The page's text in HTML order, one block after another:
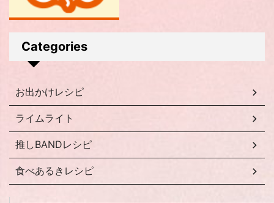
Categories
お出かけレシピ
ライムライト
推しBANDレシピ
食べあるきレシピ